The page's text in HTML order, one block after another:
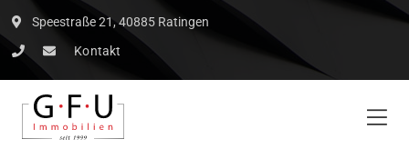
Speestraße 21, 40885 Ratingen
Kontakt